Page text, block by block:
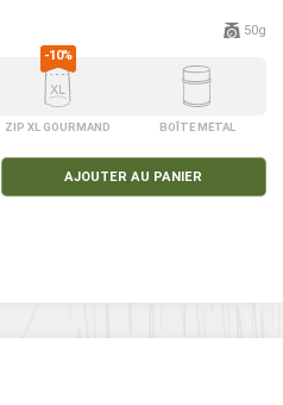
50g
ZIP XL GOURMAND BOÎTE MÉTAL
AJOUTER AU PANIER